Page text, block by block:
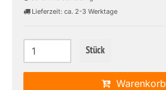
Lieferzeit: ca. 2-3 Werktage
Stück
Warenkorb